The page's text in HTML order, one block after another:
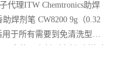
代理ITW Chemtronics助焊
焊剂笔 CW8200 9g（0.32
于所有需要到免清洗型助
电的R型助焊剂助焊剂符合
004,Type ROL0